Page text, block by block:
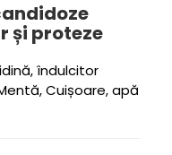
și proteze
îndulcitor
Cuișoare, apă